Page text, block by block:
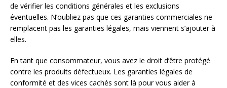
de vérifier les conditions générales et les exclusions
éventuelles. N’oubliez pas que ces garanties commerciales ne
remplacent pas les garanties légales, mais viennent s’ajouter à
elles.
En tant que consommateur, vous avez le droit d’être protégé
contre les produits défectueux. Les garanties légales de
conformité et des vices cachés sont là pour vous aider à